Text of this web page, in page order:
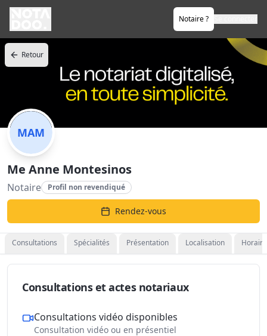
Notaire ?
Retour
MAM
Me Anne Montesinos
Notaire Profil non revendiqué
Rendez-vous
Consultations Spécialités Présentation Localisation
Consultations et actes notariaux
Consultations vidéo disponibles
Consultation vidéo ou en présentiel